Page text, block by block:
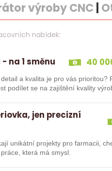
výroby CNC
nabídek:
na 1 směnu 40
pro vás prioritou? Přidejte se do týmu stabilní
podílet se na zajištění kvality
jen precizní
unikátní projekty pro farmacii,
která má smysl.